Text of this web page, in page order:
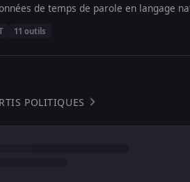
de temps de parole en langage
11 outils
POLITIQUES